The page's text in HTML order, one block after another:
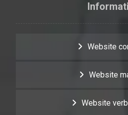
Website
Website
Website